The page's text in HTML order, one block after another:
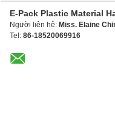
E-Pack Plastic Material
Người liên hệ: Miss. Elaine
Tel: 86-18520069916